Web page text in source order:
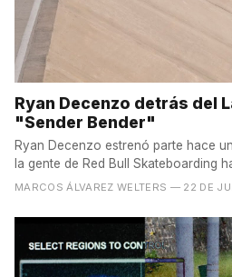
Ryan Decenzo detrás del
"Sender Bender"
Ryan Decenzo estrenó parte hace
la gente de Red Bull Skateboarding
MARCOS ÁLVAREZ WELTERS — 22 DE